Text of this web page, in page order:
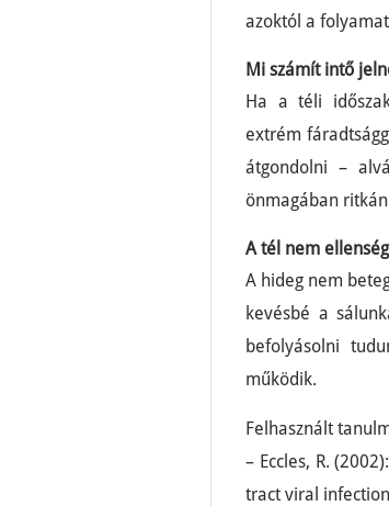
azoktól a
Mi számít intő
Ha a téli
extrém
átgondolni –
önmagában
A tél nem ellenség
A hideg nem
kevésbé a
befolyásolni
működik.
Felhasznált
– Eccles, R.
tract viral